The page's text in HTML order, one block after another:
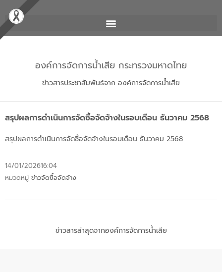
องค์การจัดการน้ำเสีย กระทรวงมหาดไทย
ข่าวสารประชาสัมพันธ์จาก องค์การจัดการน้ำเสีย
สรุปผลการดำเนินการจัดซื้อจัดจ้างในรอบเดือน ธันวาคม 2568
สรุปผลการดำเนินการจัดซื้อจัดจ้างในรอบเดือน ธันวาคม 2568
14/01/202616:04
หมวดหมู่ ข่าวจัดซื้อจัดจ้าง
ข่าวสารล่าสุดจากองค์การจัดการน้ำเสีย